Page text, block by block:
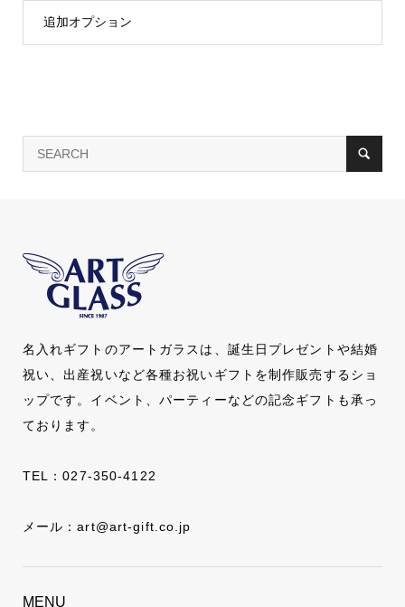
追加オプション
名入れギフトのアートガラスは、誕生日プレゼントや結婚
祝い、出産祝いなど各種お祝いギフトを制作販売するショ
ップです。イベント、パーティーなどの記念ギフトも承っ
ております。
TEL：027-350-4122
メール：art@art-gift.co.jp
MENU